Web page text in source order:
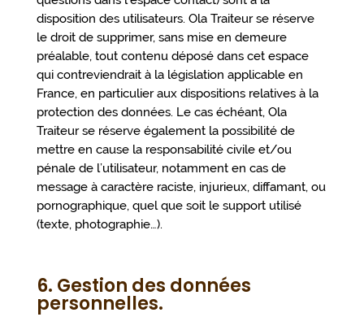
disposition des utilisateurs. Ola Traiteur se réserve
le droit de supprimer, sans mise en demeure
préalable, tout contenu déposé dans cet espace
qui contreviendrait à la législation applicable en
France, en particulier aux dispositions relatives à la
protection des données. Le cas échéant, Ola
Traiteur se réserve également la possibilité de
mettre en cause la responsabilité civile et/ou
pénale de l’utilisateur, notamment en cas de
message à caractère raciste, injurieux, diffamant, ou
pornographique, quel que soit le support utilisé
(texte, photographie…).
6. Gestion des données
personnelles.